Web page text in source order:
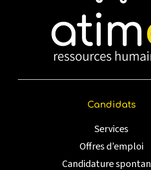
Candidats
Services
Offres d’emploi
Candidature